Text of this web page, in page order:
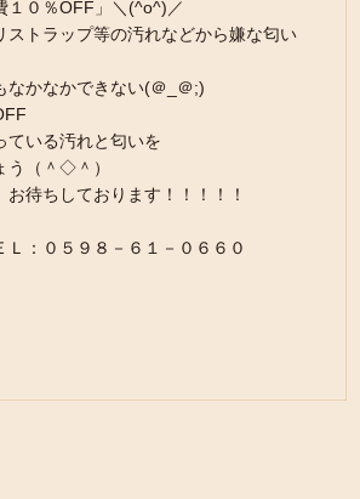
１０％OFF」＼(^o^)／
ストラップ等の汚れなどから嫌な匂い
なかなかできない(＠_＠;)
ている汚れと匂いを
う（＾◇＾）
待ちしております！！！！！
：０５９８－６１－０６６０